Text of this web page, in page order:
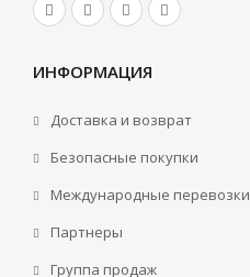
ИНФОРМАЦИЯ
Доставка и возврат
Безопасные покупки
Международные перевозки
Партнеры
Группа продаж